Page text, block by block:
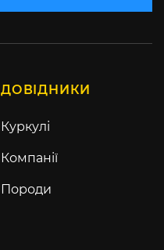
ДОВІДНИКИ
Куркулі
Компанії
Породи